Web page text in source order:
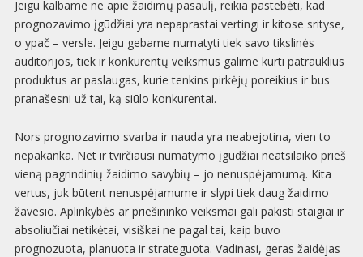
Jeigu kalbame ne apie žaidimų pasaulį, reikia pastebėti, kad
prognozavimo įgūdžiai yra nepaprastai vertingi ir kitose srityse,
o ypač – versle. Jeigu gebame numatyti tiek savo tikslinės
auditorijos, tiek ir konkurentų veiksmus galime kurti patrauklius
produktus ar paslaugas, kurie tenkins pirkėjų poreikius ir bus
pranašesni už tai, ką siūlo konkurentai.
Nors prognozavimo svarba ir nauda yra neabejotina, vien to
nepakanka. Net ir tvirčiausi numatymo įgūdžiai neatsilaiko prieš
vieną pagrindinių žaidimo savybių – jo nenuspėjamumą. Kita
vertus, juk būtent nenuspėjamume ir slypi tiek daug žaidimo
žavesio. Aplinkybės ar priešininko veiksmai gali pakisti staigiai ir
absoliučiai netikėtai, visiškai ne pagal tai, kaip buvo
prognozuota, planuota ir strateguota. Vadinasi, geras žaidėjas